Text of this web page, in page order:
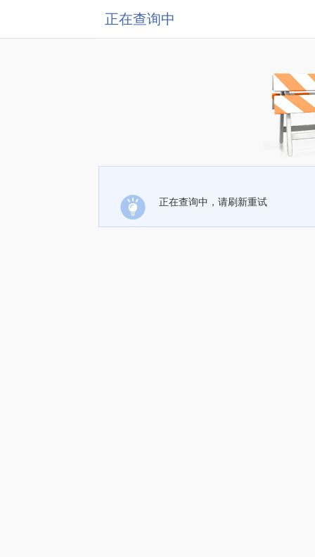
正在查询中
正在查询中，请刷新重试